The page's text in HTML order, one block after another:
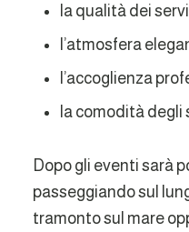
la qualità dei
l’atmosfera
l’accoglienza
la comodità degli
Dopo gli eventi sarà
passeggiando sul
tramonto sul mare